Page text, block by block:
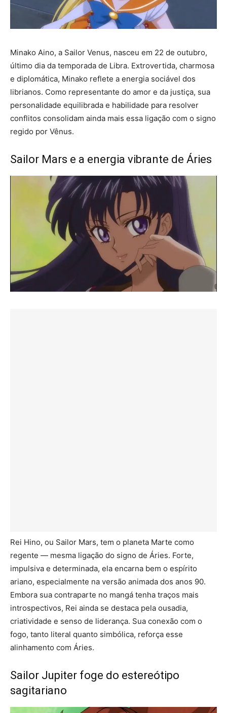
Minako Aino, a Sailor Venus, nasceu em 22 de outubro,
último dia da temporada de Libra. Extrovertida, charmosa
e diplomática, Minako reflete a energia sociável dos
librianos. Como representante do amor e da justiça, sua
personalidade equilibrada e habilidade para resolver
conflitos consolidam ainda mais essa ligação com o signo
regido por Vênus.
Sailor Mars e a energia vibrante de Áries
Rei Hino, ou Sailor Mars, tem o planeta Marte como
regente — mesma ligação do signo de Áries. Forte,
impulsiva e determinada, ela encarna bem o espírito
ariano, especialmente na versão animada dos anos 90.
Embora sua contraparte no mangá tenha traços mais
introspectivos, Rei ainda se destaca pela ousadia,
criatividade e senso de liderança. Sua conexão com o
fogo, tanto literal quanto simbólica, reforça esse
alinhamento com Áries.
Sailor Jupiter foge do estereótipo
sagitariano